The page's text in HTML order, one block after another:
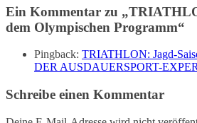
Ein Kommentar zu „
dem Olympischen Programm“
Pingback: TRIATHLON: Jagd-
DER AUSDAUERSPORT-
Schreibe einen Kommentar